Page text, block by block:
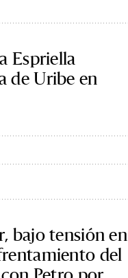
Espriella
de Uribe en
bajo tensión en
del